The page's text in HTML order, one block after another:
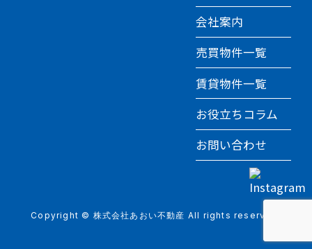
会社案内
売買物件一覧
賃貸物件一覧
お役立ちコラム
お問い合わせ
Copyright © 株式会社あおい不動産 All rights reserved.